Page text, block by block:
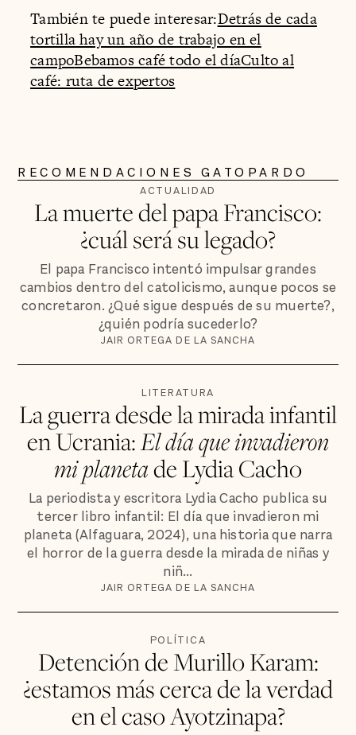
También te puede interesar:Detrás de cada
tortilla hay un año de trabajo en el
campoBebamos café todo el díaCulto al
café: ruta de expertos
RECOMENDACIONES GATOPARDO
ACTUALIDAD
La muerte del papa Francisco:
¿cuál será su legado?
El papa Francisco intentó impulsar grandes
cambios dentro del catolicismo, aunque pocos se
concretaron. ¿Qué sigue después de su muerte?,
¿quién podría sucederlo?
JAIR ORTEGA DE LA SANCHA
LITERATURA
La guerra desde la mirada infantil
en Ucrania:El día que invadieron
mi planetade Lydia Cacho
La periodista y escritora Lydia Cacho publica su
tercer libro infantil: El día que invadieron mi
planeta (Alfaguara, 2024), una historia que narra
el horror de la guerra desde la mirada de niñas y
niñ...
JAIR ORTEGA DE LA SANCHA
POLÍTICA
Detención de Murillo Karam:
¿estamos más cerca de la verdad
en el caso Ayotzinapa?